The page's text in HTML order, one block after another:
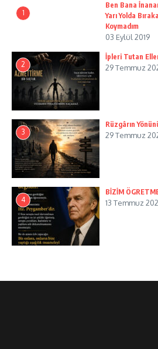
1
Ben Bana
Yarı Yolda
Koymadım
03 Eylül 2019
2
İpleri Tutan
29 Temmuz
3
Rüzgârın
29 Temmuz
4
BİZİM
13 Temmuz